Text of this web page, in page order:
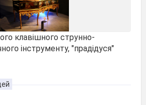
клавішного струнно-
інструменту, "прадідуся"